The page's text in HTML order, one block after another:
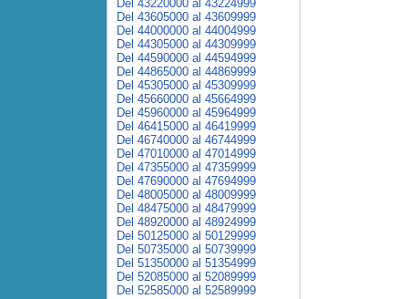
Del 43220000 al 43224999
Del 43605000 al 43609999
Del 44000000 al 44004999
Del 44305000 al 44309999
Del 44590000 al 44594999
Del 44865000 al 44869999
Del 45305000 al 45309999
Del 45660000 al 45664999
Del 45960000 al 45964999
Del 46415000 al 46419999
Del 46740000 al 46744999
Del 47010000 al 47014999
Del 47355000 al 47359999
Del 47690000 al 47694999
Del 48005000 al 48009999
Del 48475000 al 48479999
Del 48920000 al 48924999
Del 50125000 al 50129999
Del 50735000 al 50739999
Del 51350000 al 51354999
Del 52085000 al 52089999
Del 52585000 al 52589999